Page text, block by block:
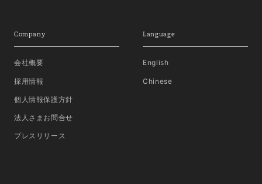
Company
会社概要
採用情報
個人情報保護方針
法人さまお問合せ
プレスリリース
Language
English
Chinese